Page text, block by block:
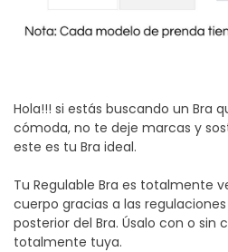
Hola!!! si estás buscando un Bra
cómoda, no te deje marcas y
este es tu Bra ideal.
Tu Regulable Bra es totalmente
cuerpo gracias a las
posterior del Bra. Úsalo con o sin
totalmente tuya.